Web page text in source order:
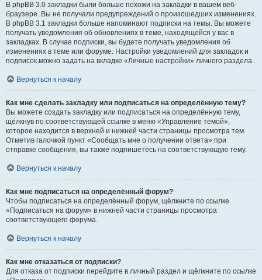
В phpBB 3.0 закладки были больше похожи на закладки в вашем веб-
браузере. Вы не получали предупреждений о произошедших изменениях.
В phpBB 3.1 закладки больше напоминают подписки на темы. Вы можете
получать уведомления об обновлениях в теме, находящейся у вас в
закладках. В случае подписки, вы будете получать уведомления об
изменениях в теме или форуме. Настройки уведомлений для закладок и
подписок можно задать на вкладке «Личные настройки» личного раздела.
Вернуться к началу
Как мне сделать закладку или подписаться на определённую тему?
Вы можете создать закладку или подписаться на определённую тему,
щёлкнув по соответствующей ссылке в меню «Управление темой»,
которое находится в верхней и нижней части страницы просмотра тем.
Отметив галочкой пункт «Сообщать мне о получении ответа» при
отправке сообщения, вы также подпишетесь на соответствующую тему.
Вернуться к началу
Как мне подписаться на определённый форум?
Чтобы подписаться на определённый форум, щёлкните по ссылке
«Подписаться на форум» в нижней части страницы просмотра
соответствующего форума.
Вернуться к началу
Как мне отказаться от подписки?
Для отказа от подписки перейдите в личный раздел и щёлкните по ссылке